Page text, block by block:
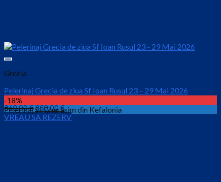
Grecia
Pelerinaj Grecia de ziua Sf Ioan Rusul 23 – 29 Mai 2026
360.00€Prețul
inițial
330.00€Prețul
curent
VREAU SA REZERV
-18%
Pelerinaj Sf Gherasim din Kefalonia